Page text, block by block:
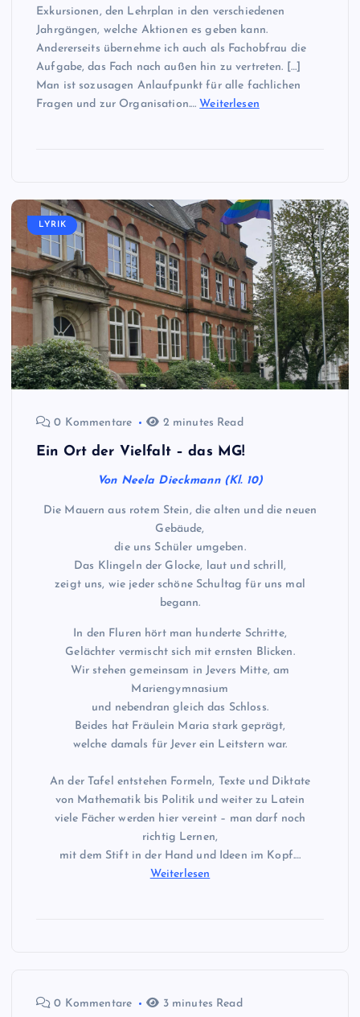
Exkursionen, den Lehrplan in den verschiedenen
Jahrgängen, welche Aktionen es geben kann.
Andererseits übernehme ich auch als Fachobfrau die
Aufgabe, das Fach nach außen hin zu vertreten. […]
Man ist sozusagen Anlaufpunkt für alle fachlichen
Fragen und zur Organisation.… Weiterlesen
LYRIK
0 Kommentare 2 minutes Read
Ein Ort der Vielfalt – das MG!
Von Neela Dieckmann (Kl. 10)
Die Mauern aus rotem Stein, die alten und die neuen
Gebäude,
die uns Schüler umgeben.
Das Klingeln der Glocke, laut und schrill,
zeigt uns, wie jeder schöne Schultag für uns mal
begann.
In den Fluren hört man hunderte Schritte,
Gelächter vermischt sich mit ernsten Blicken.
Wir stehen gemeinsam in Jevers Mitte, am
Mariengymnasium
und nebendran gleich das Schloss.
Beides hat Fräulein Maria stark geprägt,
welche damals für Jever ein Leitstern war.
An der Tafel entstehen Formeln, Texte und Diktate
von Mathematik bis Politik und weiter zu Latein
viele Fächer werden hier vereint – man darf noch
richtig Lernen,
mit dem Stift in der Hand und Ideen im Kopf.…
Weiterlesen
0 Kommentare 3 minutes Read